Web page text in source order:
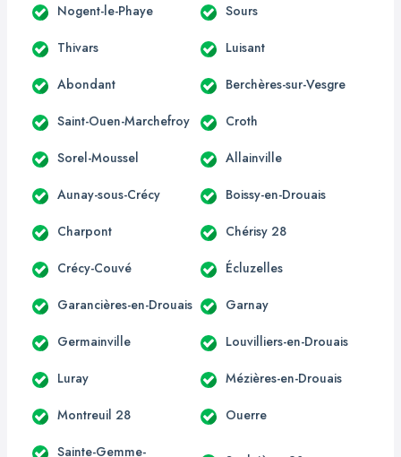
Nogent-le-Phaye Sours
Thivars Luisant
Abondant Berchères-sur-Vesgre
Saint-Ouen-Marchefroy Croth
Sorel-Moussel Allainville
Aunay-sous-Crécy Boissy-en-Drouais
Charpont Chérisy 28
Crécy-Couvé Écluzelles
Garancières-en-Drouais Garnay
Germainville Louvilliers-en-Drouais
Luray Mézières-en-Drouais
Montreuil 28 Ouerre
Sainte-Gemme-